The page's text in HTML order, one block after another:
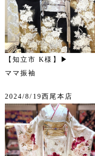
【知立市 K様】▶
ママ振袖
2024/8/19西尾本店